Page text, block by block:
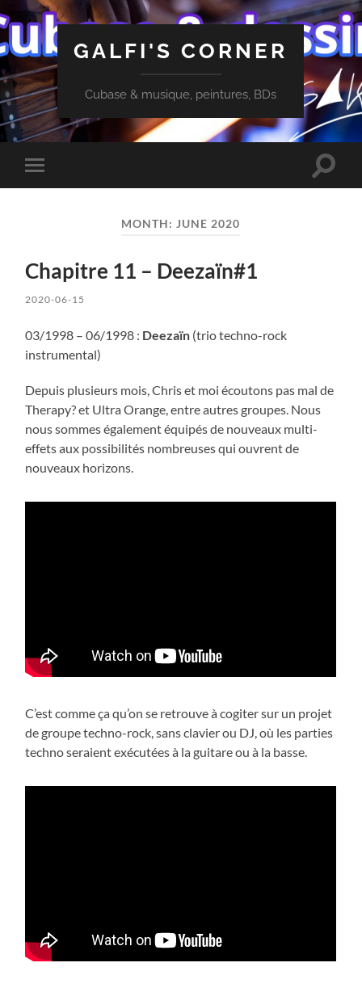
GALFI'S CORNER
Cubase & musique, peintures, BDs
Toggle
mobile
Toggle
MONTH: JUNE 2020
Chapitre 11 – Deezaïn#1
2020-06-15
03/1998 – 06/1998 : Deezaïn (trio techno-rock
instrumental)
Depuis plusieurs mois, Chris et moi écoutons pas mal de
Therapy? et Ultra Orange, entre autres groupes. Nous
nous sommes également équipés de nouveaux multi-
effets aux possibilités nombreuses qui ouvrent de
nouveaux horizons.
C’est comme ça qu’on se retrouve à cogiter sur un projet
de groupe techno-rock, sans clavier ou DJ, où les parties
techno seraient exécutées à la guitare ou à la basse.